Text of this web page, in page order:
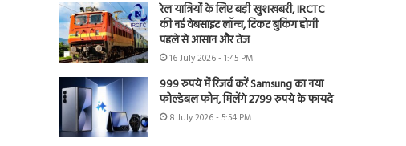
रेल यात्रियों के लिए बड़ी खुशखबरी, IRCTC
की नई वेबसाइट लॉन्च, टिकट बुकिंग होगी
पहले से आसान और तेज
16 July 2026 - 1:45 PM
999 रुपये में रिजर्व करें Samsung का नया
फोल्डेबल फोन, मिलेंगे 2799 रुपये के फायदे
8 July 2026 - 5:54 PM